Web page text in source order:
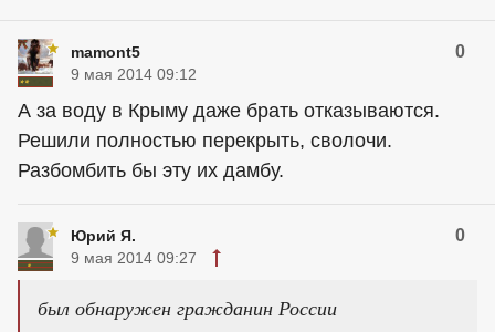
mamont5 0
9 мая 2014 09:12
А за воду в Крыму даже брать отказываются.
Решили полностью перекрыть, сволочи.
Разбомбить бы эту их дамбу.
Юрий Я. 0
9 мая 2014 09:27
был обнаружен гражданин России